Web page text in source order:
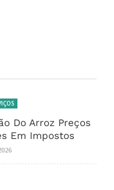
Do Arroz Preços
Em Impostos